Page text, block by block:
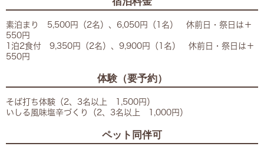
素泊まり 5,500円（2名）、6,050円（1名） 休前日・祭日は＋
550円
1泊2食付 9,350円（2名）、9,900円（1名） 休前日・祭日は＋
550円
体験（要予約）
そば打ち体験（2、3名以上 1,500円）
いしる風味塩辛づくり（2、3名以上 1,000円）
ペット同伴可